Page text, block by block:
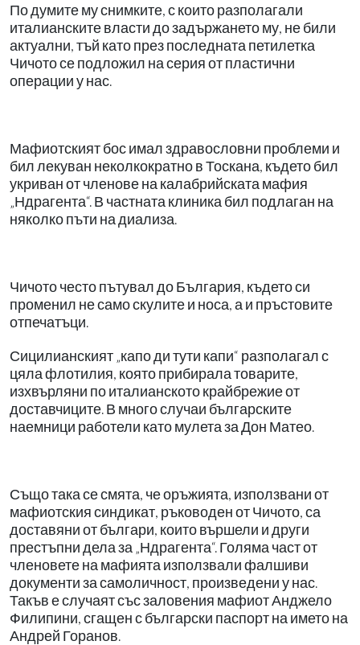
По думите му снимките, с които разполагали
италианските власти до задържането му, не били
актуални, тъй като през последната петилетка
Чичото се подложил на серия от пластични
операции у нас.
Мафиотският бос имал здравословни проблеми и
бил лекуван неколкократно в Тоскана, където бил
укриван от членове на калабрийската мафия
„Ндрагента“. В частната клиника бил подлаган на
няколко пъти на диализа.
Чичото често пътувал до България, където си
променил не само скулите и носа, а и пръстовите
отпечатъци.
Сицилианският „капо ди тути капи“ разполагал с
цяла флотилия, която прибирала товарите,
изхвърляни по италианското крайбрежие от
доставчиците. В много случаи българските
наемници работели като мулета за Дон Матео.
Също така се смята, че оръжията, използвани от
мафиотския синдикат, ръководен от Чичото, са
доставяни от българи, които вършели и други
престъпни дела за „Ндрагента“. Голяма част от
членовете на мафията използвали фалшиви
документи за самоличност, произведени у нас.
Такъв е случаят със заловения мафиот Анджело
Филипини, сгащен с български паспорт на името на
Андрей Горанов.